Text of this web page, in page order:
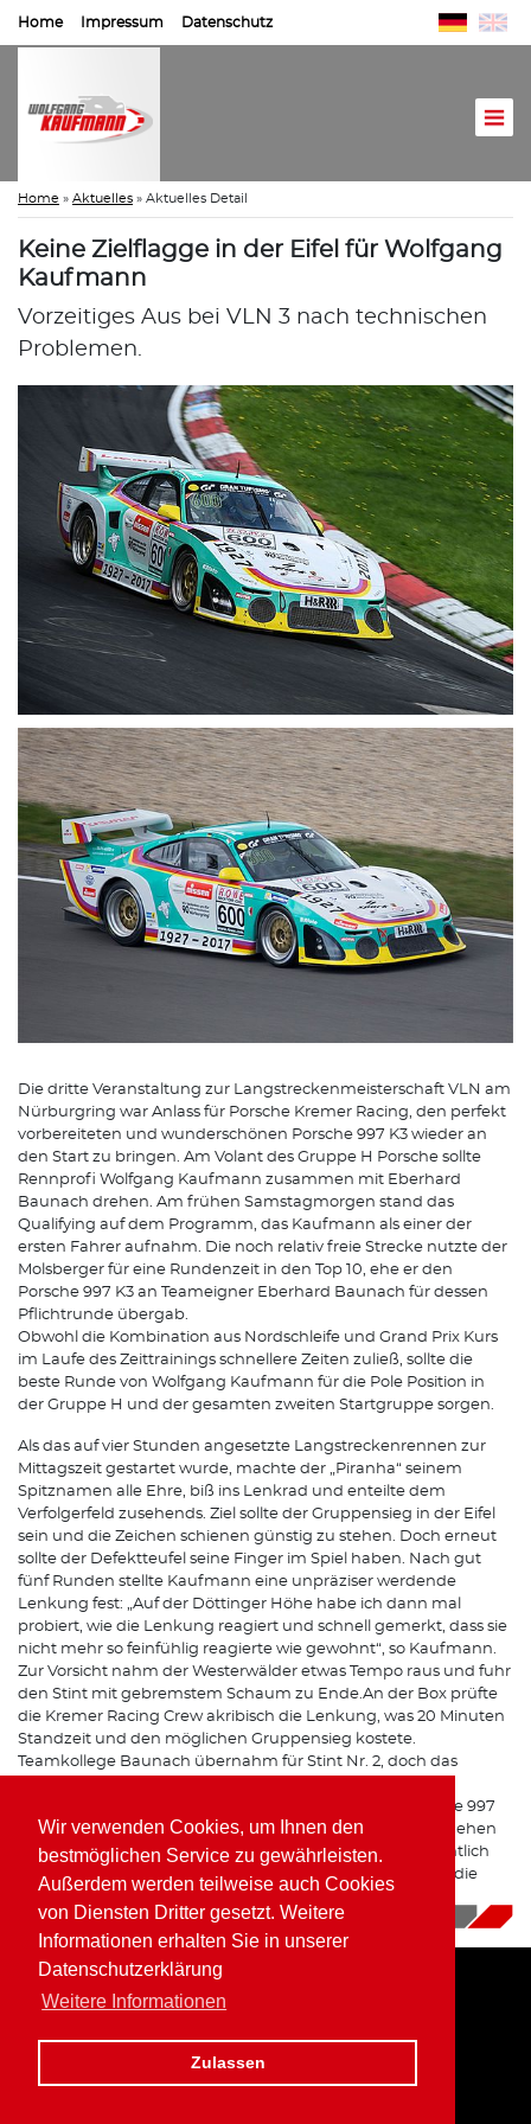
Wir verwenden Cookies, um Ihnen den
bestmöglichen Service zu gewährleisten.
Außerdem werden teilweise auch Cookies
von Diensten Dritter gesetzt. Weitere
Informationen erhalten Sie in unserer
Datenschutzerklärung
Weitere Informationen
Zulassen
Home Impressum Datenschutz
Home » Aktuelles » Aktuelles Detail
Keine Zielflagge in der Eifel für Wolfgang
Kaufmann
Vorzeitiges Aus bei VLN 3 nach technischen
Problemen.
Die dritte Veranstaltung zur Langstreckenmeisterschaft VLN am
Nürburgring war Anlass für Porsche Kremer Racing, den perfekt
vorbereiteten und wunderschönen Porsche 997 K3 wieder an
den Start zu bringen. Am Volant des Gruppe H Porsche sollte
Rennprofi Wolfgang Kaufmann zusammen mit Eberhard
Baunach drehen. Am frühen Samstagmorgen stand das
Qualifying auf dem Programm, das Kaufmann als einer der
ersten Fahrer aufnahm. Die noch relativ freie Strecke nutzte der
Molsberger für eine Rundenzeit in den Top 10, ehe er den
Porsche 997 K3 an Teameigner Eberhard Baunach für dessen
Pflichtrunde übergab.
Obwohl die Kombination aus Nordschleife und Grand Prix Kurs
im Laufe des Zeittrainings schnellere Zeiten zuließ, sollte die
beste Runde von Wolfgang Kaufmann für die Pole Position in
der Gruppe H und der gesamten zweiten Startgruppe sorgen.
Als das auf vier Stunden angesetzte Langstreckenrennen zur
Mittagszeit gestartet wurde, machte der „Piranha“ seinem
Spitznamen alle Ehre, biß ins Lenkrad und enteilte dem
Verfolgerfeld zusehends. Ziel sollte der Gruppensieg in der Eifel
sein und die Zeichen schienen günstig zu stehen. Doch erneut
sollte der Defektteufel seine Finger im Spiel haben. Nach gut
fünf Runden stellte Kaufmann eine unpräziser werdende
Lenkung fest: „Auf der Döttinger Höhe habe ich dann mal
probiert, wie die Lenkung reagiert und schnell gemerkt, dass sie
nicht mehr so feinfühlig reagierte wie gewohnt“, so Kaufmann.
Zur Vorsicht nahm der Westerwälder etwas Tempo raus und fuhr
den Stint mit gebremstem Schaum zu Ende.An der Box prüfte
die Kremer Racing Crew akribisch die Lenkung, was 20 Minuten
Standzeit und den möglichen Gruppensieg kostete.
Teamkollege Baunach übernahm für Stint Nr. 2, doch das
Sicherheitsgründen entschied sich das Team, den Porsche 997
K3 aus dem Rennen zurück zu ziehen. „In zwei Wochen gehen
wir bei VLN 4 wieder an den Start und können uns hoffentlich
endlich mal einen Siegerkranz abholen“, gab Kaufmann die
28.06.2018
Home Impressum